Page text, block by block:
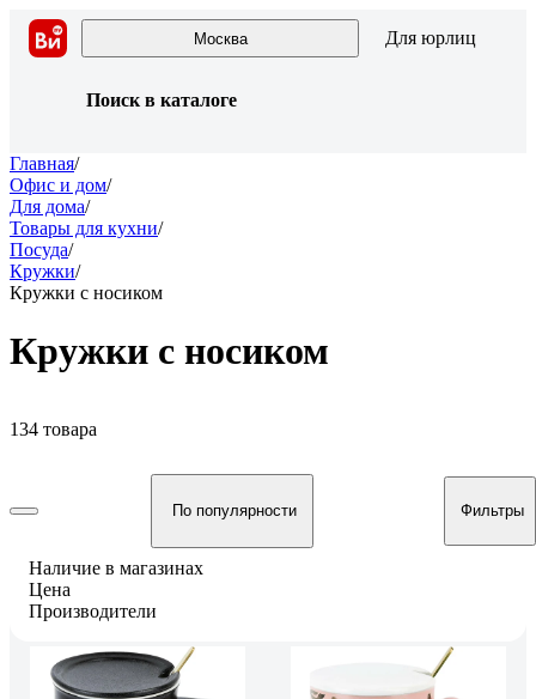
Москва Для юрлиц
Поиск в каталоге
Главная/
Офис и дом/
Для дома/
Товары для кухни/
Посуда/
Кружки/
Кружки с носиком
Кружки с носиком
134 товара
По популярности Фильтры
Наличие в магазинах
Цена
Производители